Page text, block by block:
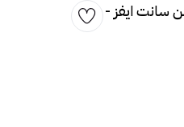
سانت ايفز -